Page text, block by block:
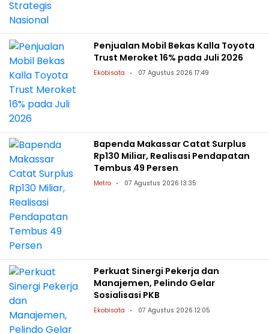
Penjualan Mobil Bekas Kalla Toyota
Trust Meroket 16% pada Juli 2026
Ekobisata 07 Agustus 2026 17:49
Bapenda Makassar Catat Surplus
Rp130 Miliar, Realisasi Pendapatan
Tembus 49 Persen
Metro 07 Agustus 2026 13:35
Perkuat Sinergi Pekerja dan
Manajemen, Pelindo Gelar
Sosialisasi PKB
Ekobisata 07 Agustus 2026 12:05